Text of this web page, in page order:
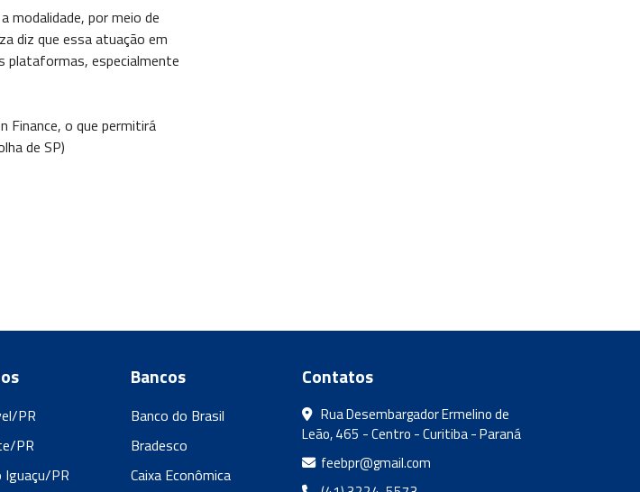
modalidade, por meio de
diz que essa atuação em
plataformas, especialmente
Finance, o que permitirá
de SP)
PR
PR
Iguaçu/PR
Bancos
Banco do Brasil
Bradesco
Caixa Econômica
Contatos
Rua Desembargador Ermelino de
Leão, 465 - Centro - Curitiba - Paraná
feebpr@gmail.com